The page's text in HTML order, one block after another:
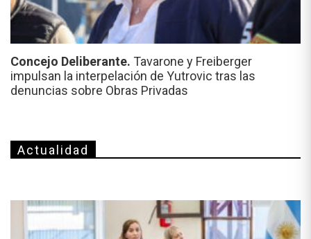
Concejo Deliberante. Tavarone y Freiberger
impulsan la interpelación de Yutrovic tras las
denuncias sobre Obras Privadas
Actualidad